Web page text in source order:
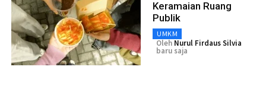
Keramaian Ruang
Publik
UMKM
Oleh Nurul Firdaus Silvia
baru saja